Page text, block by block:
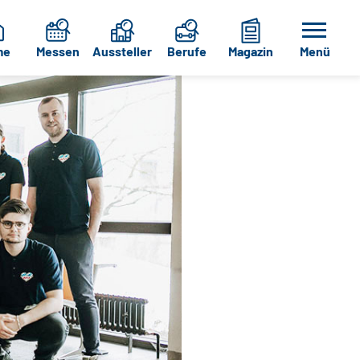
Messen Aussteller Berufe Magazin Menü